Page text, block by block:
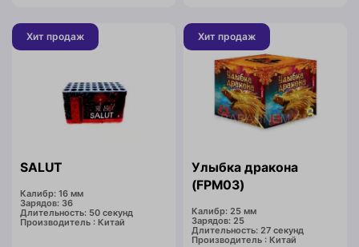
Хит продаж
SALUT
Калибр: 16 мм
Зарядов: 36
Длительность: 50 секунд
Производитель : Китай
Хит продаж
Улыбка дракона
(FPM03)
Калибр: 25 мм
Зарядов: 25
Длительность: 27 секунд
Производитель : Китай